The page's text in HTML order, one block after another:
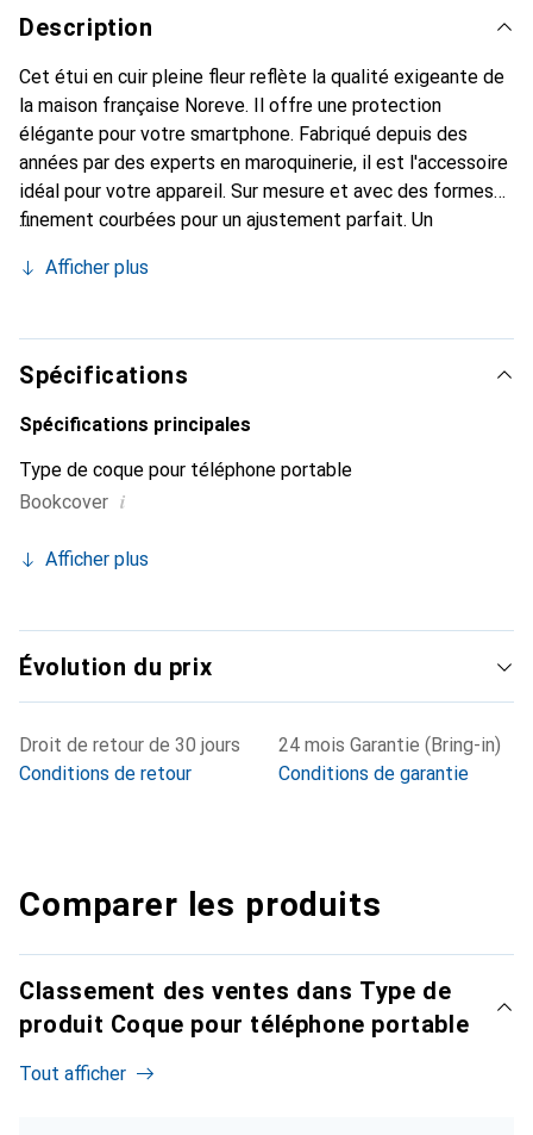
Description
Cet étui en cuir pleine fleur reflète la qualité exigeante de
la maison française Noreve. Il offre une protection
élégante pour votre smartphone. Fabriqué depuis des
années par des experts en maroquinerie, il est l'accessoire
idéal pour votre appareil. Sur mesure et avec des formes
finement courbées pour un ajustement parfait. Un
smartphone. La marque Noreve est reconnue
est toujours un bon choix pour le client exigeant.
Afficher plus
Spécifications
Spécifications principales
Type de coque pour téléphone portable
Bookcover i
Afficher plus
Évolution du prix
Droit de retour de 30 jours
Conditions de retour
24 mois Garantie (Bring-in)
Conditions de garantie
Comparer les produits
Classement des ventes dans Type de
produit Coque pour téléphone portable
Tout afficher